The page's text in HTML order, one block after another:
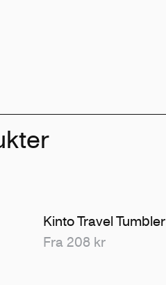
Kinto Travel Tumbler
Fra 208 kr